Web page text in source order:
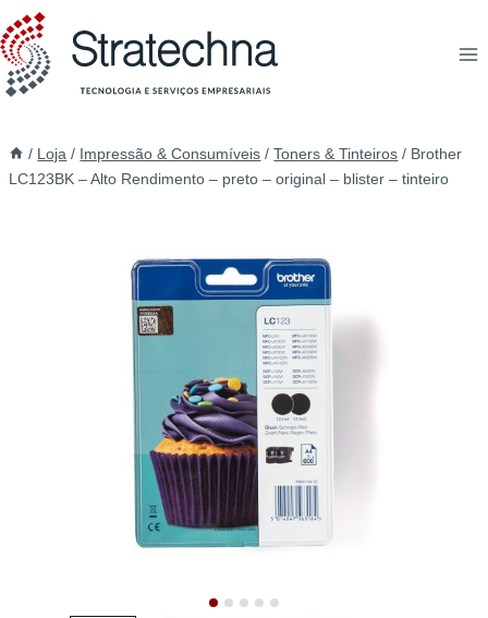
/ Loja / Impressão & Consumíveis / Toners & Tinteiros / Brother
LC123BK – Alto Rendimento – preto – original – blister – tinteiro